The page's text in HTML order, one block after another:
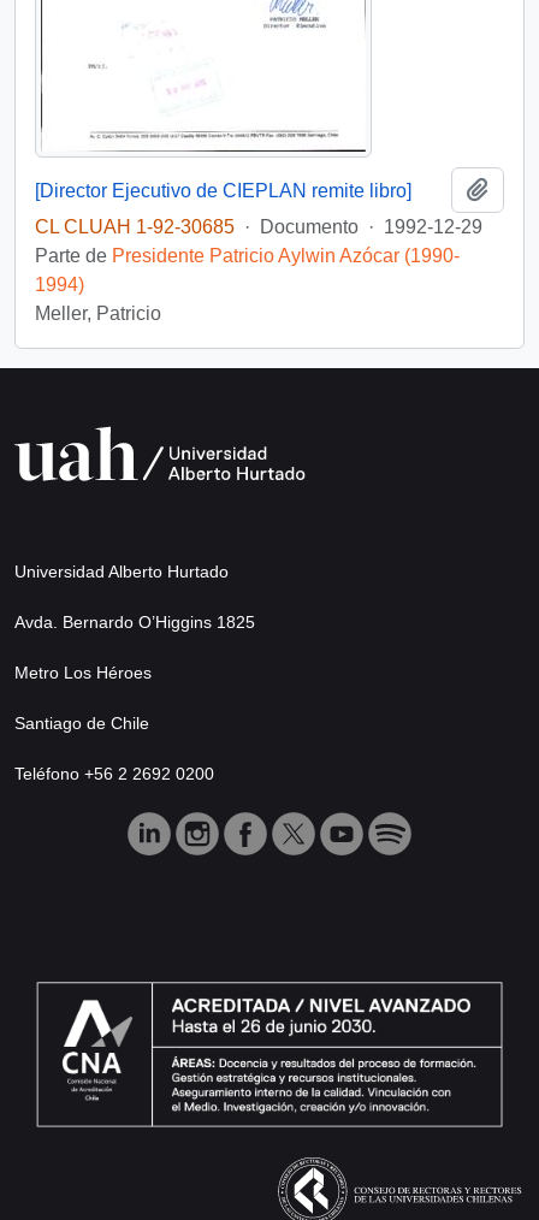
[Director Ejecutivo de CIEPLAN remite libro]
CL CLUAH 1-92-30685 · Documento · 1992-12-29
Parte de Presidente Patricio Aylwin Azócar (1990-
1994)
Meller, Patricio
Universidad Alberto Hurtado
Avda. Bernardo O’Higgins 1825
Metro Los Héroes
Santiago de Chile
Teléfono +56 2 2692 0200